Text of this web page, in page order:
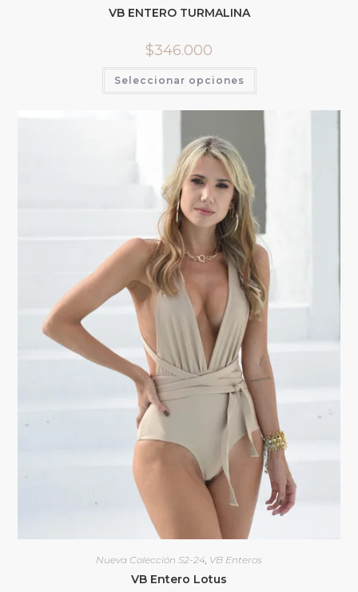
VB ENTERO TURMALINA
$346.000
Seleccionar opciones
Nueva Colección S2-24, VB Enteros
VB Entero Lotus